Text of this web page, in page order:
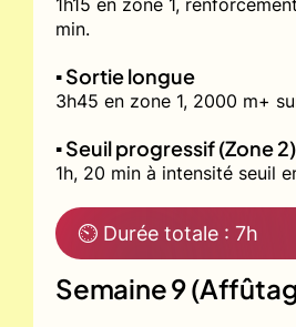
min.
▪️ Sortie longue
3h45 en zone 1, 2000 m+
▪️ Seuil progressif (Zone 2)
1h, 20 min à intensité seuil
⏲ Durée totale : 7h
Semaine 9